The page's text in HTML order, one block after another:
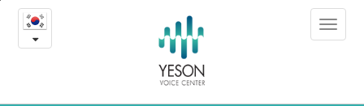
질
환
Toggle